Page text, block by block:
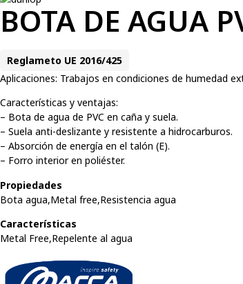
BOTA DE AGUA
Reglameto UE 2016/425
Aplicaciones: Trabajos en condiciones de humedad
Características y ventajas:
– Bota de agua de PVC en caña y suela.
– Suela anti-deslizante y resistente a hidrocarburos.
– Absorción de energía en el talón (E).
– Forro interior en poliéster.
Propiedades
Bota agua,Metal free,Resistencia agua
Características
Metal Free,Repelente al agua